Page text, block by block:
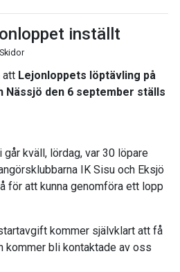
inställt
att Lejonloppets löptävling på
Nässjö den 6 september ställs
kväll, lördag, var 30 löpare
IK Sisu och Eksjö
för att kunna genomföra ett lopp
kommer självklart att få
kommer bli kontaktade av oss